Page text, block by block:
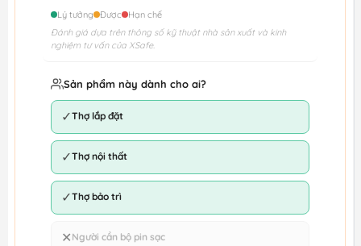
Lý tưởng Được
Hạn chế
Đánh giá dựa trên thông số kỹ thuật nhà sản xuất và kinh
nghiệm tư vấn của XSafe.
Sản phẩm này dành cho ai?
✓Thợ lắp đặt
✓Thợ nội thất
✓Thợ bảo trì
✕ Người cần bộ pin sạc